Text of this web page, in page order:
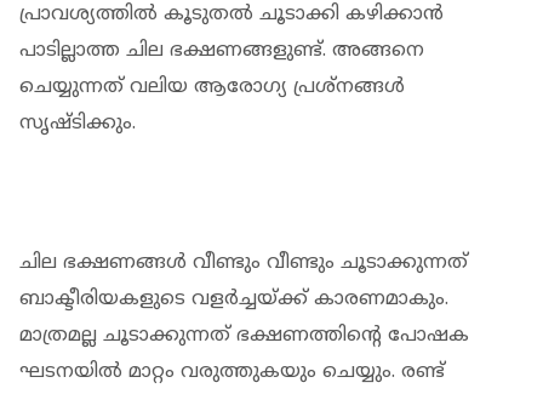
പ്രാവശ്യത്തില്‍ കൂടുതല്‍ ചൂടാക്കി കഴിക്കാന്‍
പാടില്ലാത്ത ചില ഭക്ഷണങ്ങളുണ്ട്. അങ്ങനെ
ചെയ്യുന്നത് വലിയ ആരോഗ്യ പ്രശ്‌നങ്ങള്‍
സൃഷ്ടിക്കും.
ചില ഭക്ഷണങ്ങള്‍ വീണ്ടും വീണ്ടും ചൂടാക്കുന്നത്
ബാക്ടീരിയകളുടെ വളര്‍ച്ചയ്ക്ക് കാരണമാകും.
മാത്രമല്ല ചൂടാക്കുന്നത് ഭക്ഷണത്തിന്റെ പോഷക
ഘടനയില്‍ മാറ്റം വരുത്തുകയും ചെയ്യും. രണ്ട്